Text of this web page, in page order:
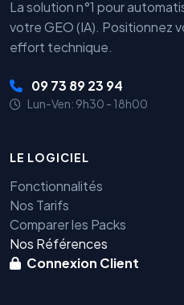
La solution n°1 pour
votre GEO (IA). Positionnez
effort technique.
09 73 89 23 94
Lun-Ven: 9h30 - 18h00
LE LOGICIEL
Fonctionnalités
Nos Tarifs
Comparer les Packs
Nos Références
Connexion Client